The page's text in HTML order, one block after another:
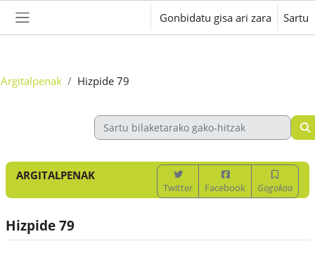
Alboko panela
Gonbidatu gisa ari zara Sartu
Argitalpenak Hizpide 79
ARGITALPENAK
Twitter Facebook Gogokoa
Hizpide 79